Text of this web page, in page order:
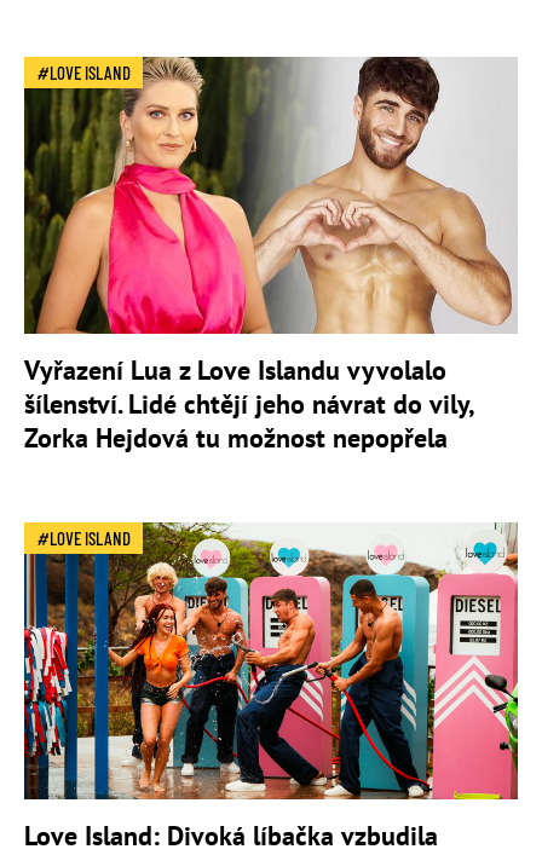
LOVE ISLAND
Vyřazení Lua z Love Islandu vyvolalo
šílenství. Lidé chtějí jeho návrat do vily,
Zorka Hejdová tu možnost nepopřela
LOVE ISLAND
Love Island: Divoká líbačka vzbudila